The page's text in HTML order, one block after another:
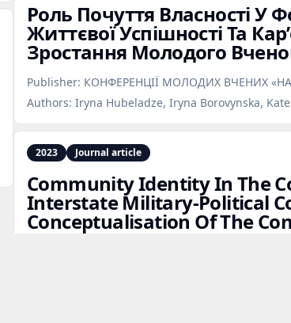
Роль Почуття Власності У
Життєвої Успішності Та
Зростання Молодого
Publisher: КОНФЕРЕНЦІЇ МОЛОДИХ ВЧЕНИХ
Authors: Iryna Hubeladze, Iryna Borovynska,
2023 Journal article
Community Identity In The
Interstate Military‑Political
Conceptualisation Of The